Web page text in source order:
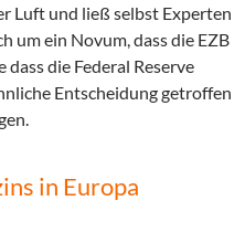
Luft und ließ selbst Experten
um ein Novum, dass die EZB
die Federal Reserve
Entscheidung getroffen
in Europa